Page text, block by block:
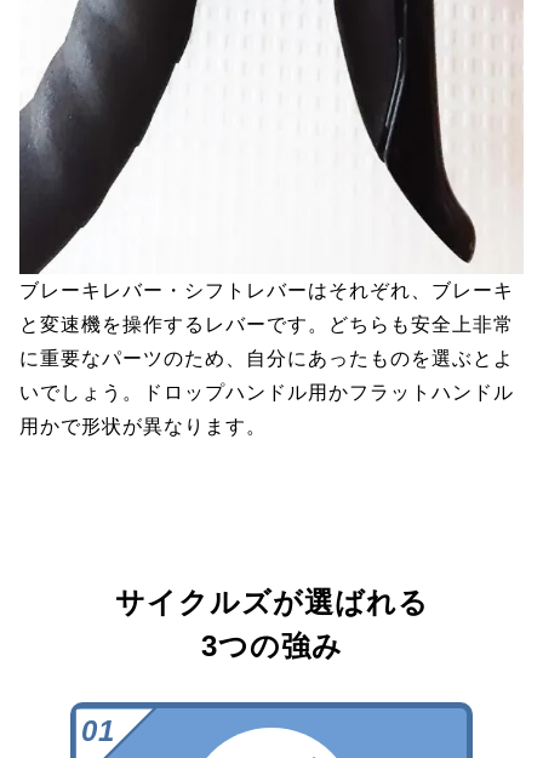
ブレーキレバー・シフトレバーはそれぞれ、ブレーキ
と変速機を操作するレバーです。どちらも安全上非常
に重要なパーツのため、自分にあったものを選ぶとよ
いでしょう。ドロップハンドル用かフラットハンドル
用かで形状が異なります。
サイクルズが選ばれる
3つの強み